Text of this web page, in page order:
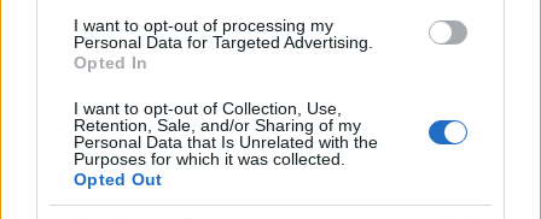
I want to opt-out of processing my
Personal Data for Targeted Advertising.
Opted In
I want to opt-out of Collection, Use,
Retention, Sale, and/or Sharing of my
Personal Data that Is Unrelated with the
Purposes for which it was collected.
Opted Out
va avanti: “Sicilia, ci sono”
Jovanotti, Gabry Ponte e Alfa: Olbia ombelico del